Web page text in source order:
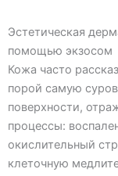
Эстетическая
помощью экзосом
Кожа часто
порой самую
поверхности,
процессы:
окислительный
клеточную